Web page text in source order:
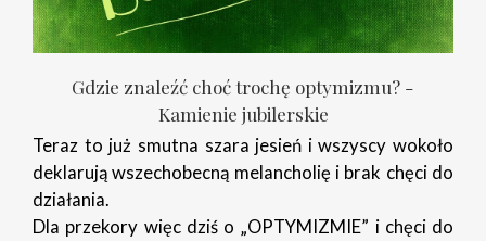
Gdzie znaleźć choć trochę optymizmu? -
Kamienie jubilerskie
Teraz to już smutna szara jesień i wszyscy wokoło
deklarują wszechobecną melancholię i brak chęci do
działania.
Dla przekory więc dziś o „OPTYMIZMIE” i chęci do